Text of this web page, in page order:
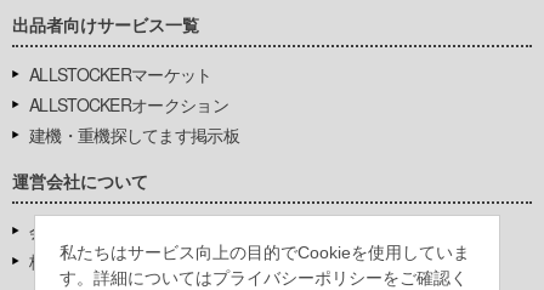
私たちはサービス向上の目的でCookieを使用していま
す。詳細についてはプライバシーポリシーをご確認く
出品者向けサービス一覧
ALLSTOCKERマーケット
ALLSTOCKERオークション
建機・重機探してます掲示板
運営会社について
会社基本情報
株式会社豊環境開発